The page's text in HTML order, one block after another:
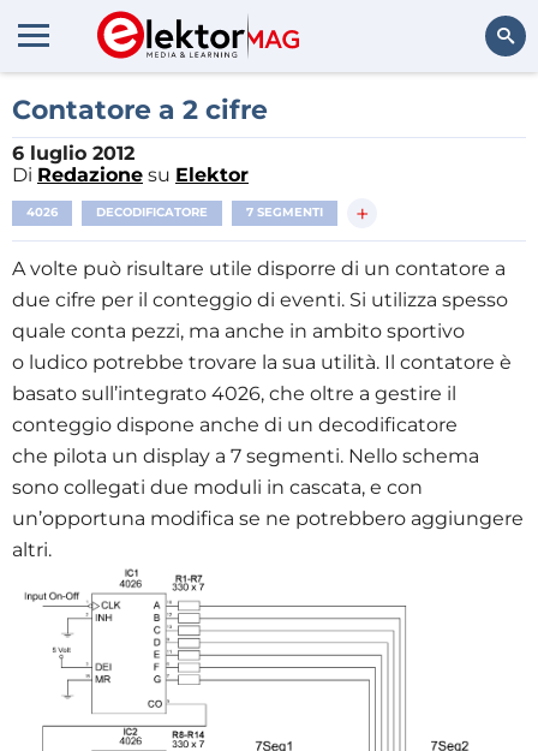
Contatore a 2 cifre
6 luglio 2012
Di Redazione su Elektor
4026 DECODIFICATORE 7 SEGMENTI +
A volte può risultare utile disporre di un contatore a
due cifre per il conteggio di eventi. Si utilizza spesso
quale conta pezzi, ma anche in ambito sportivo
o ludico potrebbe trovare la sua utilità. Il contatore è
basato sull’integrato 4026, che oltre a gestire il
conteggio dispone anche di un decodificatore
che pilota un display a 7 segmenti. Nello schema
sono collegati due moduli in cascata, e con
un’opportuna modifica se ne potrebbero aggiungere
altri.